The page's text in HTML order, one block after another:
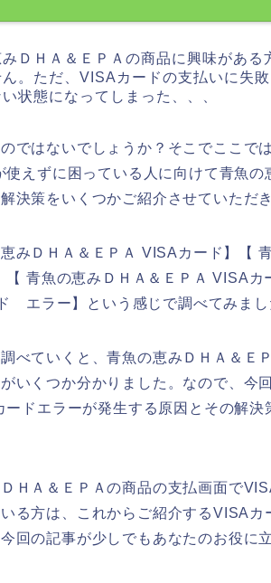
ＤＨＡ＆ＥＰＡの商品に興味がある
。ただ、VISAカードの支払いに失
状態になってしまった、、、
ではないでしょうか？そこでここで
使えずに困っている人に向けて青魚
決策をいくつかご紹介させていただき
みＤＨＡ＆ＥＰＡ VISAカード】【
青魚の恵みＤＨＡ＆ＥＰＡ VISA
エラー】という感じで調べてみまし
べていくと、青魚の恵みＤＨＡ＆Ｅ
いくつか分かりました。なので、今
ードエラーが発生する原因とその解
ＨＡ＆ＥＰＡの商品の支払画面で
る方は、これからご紹介するVISAカ
回の記事が少しでもあなたのお役に